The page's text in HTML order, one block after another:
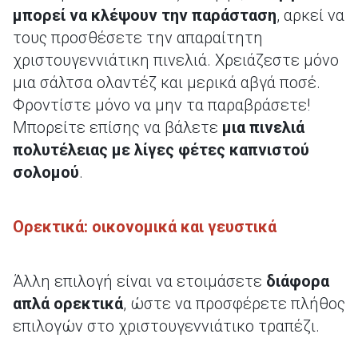
μπορεί να κλέψουν την παράσταση, αρκεί να
τους προσθέσετε την απαραίτητη
χριστουγεννιάτικη πινελιά. Χρειάζεστε μόνο
μια σάλτσα ολαντέζ και μερικά αβγά ποσέ.
Φροντίστε μόνο να μην τα παραβράσετε!
Μπορείτε επίσης να βάλετε μια πινελιά
πολυτέλειας με λίγες φέτες καπνιστού
σολομού.
Ορεκτικά: οικονομικά και γευστικά
Άλλη επιλογή είναι να ετοιμάσετε διάφορα
απλά ορεκτικά, ώστε να προσφέρετε πλήθος
επιλογών στο χριστουγεννιάτικο τραπέζι.